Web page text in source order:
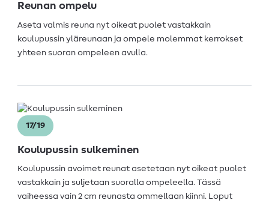
Reunan ompelu
Aseta valmis reuna nyt oikeat puolet vastakkain
koulupussin yläreunaan ja ompele molemmat kerrokset
yhteen suoran ompeleen avulla.
17/19
Koulupussin sulkeminen
Koulupussin avoimet reunat asetetaan nyt oikeat puolet
vastakkain ja suljetaan suoralla ompeleella. Tässä
vaiheessa vain 2 cm reunasta ommellaan kiinni. Loput